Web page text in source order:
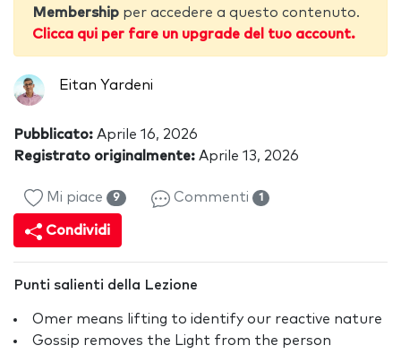
Membership per accedere a questo contenuto.
Clicca qui per fare un upgrade del tuo account.
Eitan Yardeni
Pubblicato: Aprile 16, 2026
Registrato originalmente: Aprile 13, 2026
Mi piace 9 Commenti 1
Condividi
Punti salienti della Lezione
Omer means lifting to identify our reactive nature
Gossip removes the Light from the person